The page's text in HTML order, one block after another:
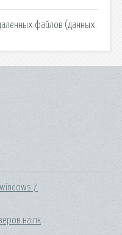
файлов (данных.
7
на пк